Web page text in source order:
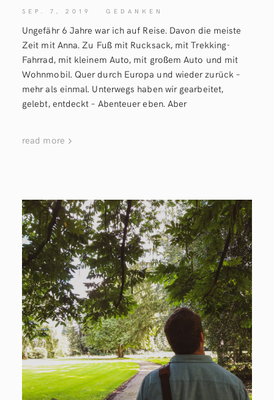
SEP. 7, 2019 GEDANKEN
Ungefähr 6 Jahre war ich auf Reise. Davon die meiste
Zeit mit Anna. Zu Fuß mit Rucksack, mit Trekking-
Fahrrad, mit kleinem Auto, mit großem Auto und mit
Wohnmobil. Quer durch Europa und wieder zurück –
mehr als einmal. Unterwegs haben wir gearbeitet,
gelebt, entdeckt – Abenteuer eben. Aber
read more